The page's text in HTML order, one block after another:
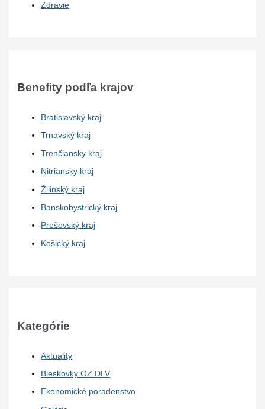
Zdravie
Benefity podľa krajov
Bratislavský kraj
Trnavský kraj
Trenčiansky kraj
Nitriansky kraj
Žilinský kraj
Banskobystrický kraj
Prešovský kraj
Košický kraj
Kategórie
Aktuality
Bleskovky OZ DLV
Ekonomické poradenstvo